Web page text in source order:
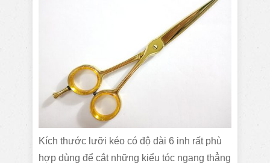
Kích thước lưỡi kéo có độ dài 6 inh rất phù
hợp dùng để cắt những kiểu tóc ngang thẳng